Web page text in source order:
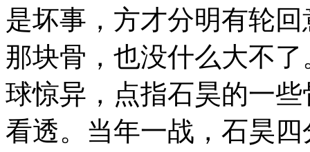
是坏事，方才分明有轮
那块骨，也没什么大不
球惊异，点指石昊的一
看透。当年一战，石昊